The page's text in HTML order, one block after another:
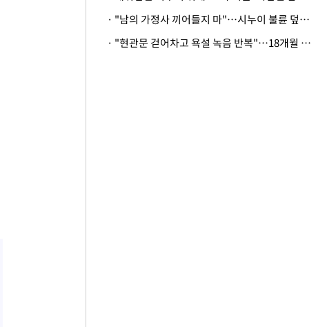
· "남의 가정사 끼어들지 마"…시누이 불륜 덮으려는 남편에 억울한 아내
· "현관문 걷어차고 욕설 녹음 반복"…18개월 아기 키우는 집 뒤흔든 '앞집의 비극'